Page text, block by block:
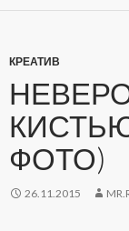
КРЕАТИВ
ФОТО)
26.11.2015